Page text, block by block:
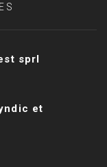
sprl
et